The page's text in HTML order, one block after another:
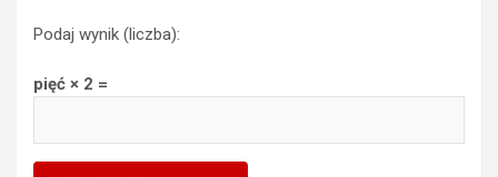
Podaj wynik (liczba):
pięć × 2 =